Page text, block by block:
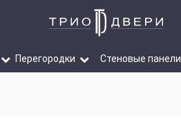
Перегородки Стеновые панели